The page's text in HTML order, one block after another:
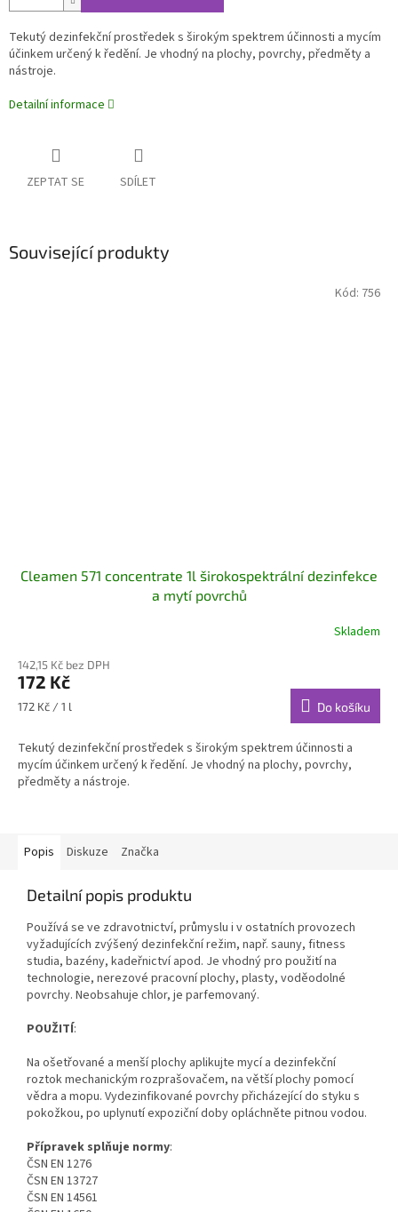
Tekutý dezinfekční prostředek s širokým spektrem účinnosti a mycím
účinkem určený k ředění. Je vhodný na plochy, povrchy, předměty a
nástroje.
Detailní informace
ZEPTAT SE SDÍLET
Související produkty
Cleamen 571 concentrate 1l širokospektrální dezinfekce
a mytí povrchů
Skladem
142,15 Kč bez DPH
172 Kč
Měrná
172 Kč / 1 l Do košíku
Tekutý dezinfekční prostředek s širokým spektrem účinnosti a
mycím účinkem určený k ředění. Je vhodný na plochy, povrchy,
předměty a nástroje.
Kód: 756
Popis Diskuze Značka
Detailní popis produktu
Používá se ve zdravotnictví, průmyslu i v ostatních provozech
vyžadujících zvýšený dezinfekční režim, např. sauny, fitness
studia, bazény, kadeřnictví apod. Je vhodný pro použití na
technologie, nerezové pracovní plochy, plasty, voděodolné
povrchy. Neobsahuje chlor, je parfemovaný.
POUŽITÍ:
Na ošetřované a menší plochy aplikujte mycí a dezinfekční
roztok mechanickým rozprašovačem, na větší plochy pomocí
vědra a mopu. Vydezinfikované povrchy přicházející do styku s
pokožkou, po uplynutí expoziční doby opláchněte pitnou vodou.
Přípravek splňuje normy:
ČSN EN 1276
ČSN EN 13727
ČSN EN 14561